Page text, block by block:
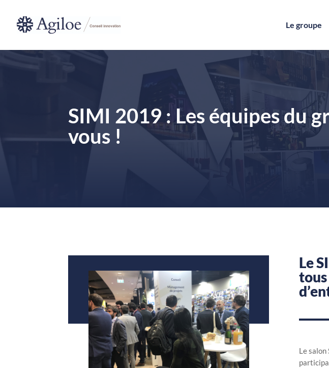
Le groupe
SIMI 2019 : Les équipes du
vous !
Le
Le